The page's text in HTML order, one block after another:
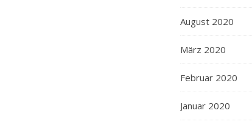
August 2020
März 2020
Februar 2020
Januar 2020